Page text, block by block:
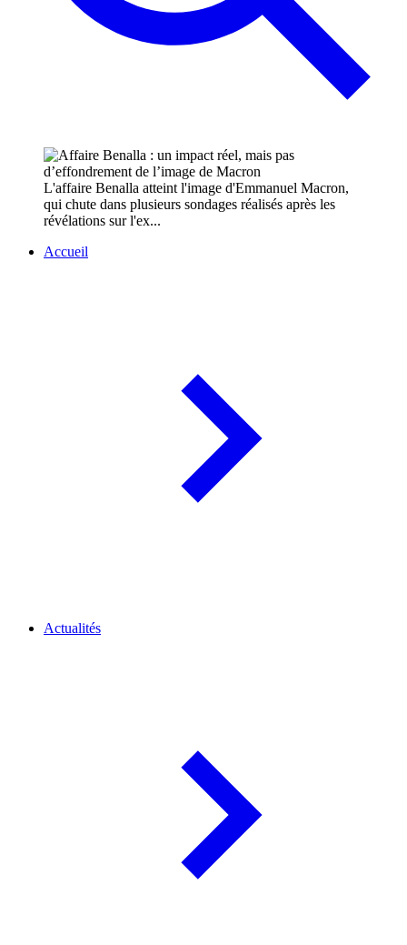
L'affaire Benalla atteint l'image d'Emmanuel Macron,
qui chute dans plusieurs sondages réalisés après les
révélations sur l'ex...
Accueil
Actualités